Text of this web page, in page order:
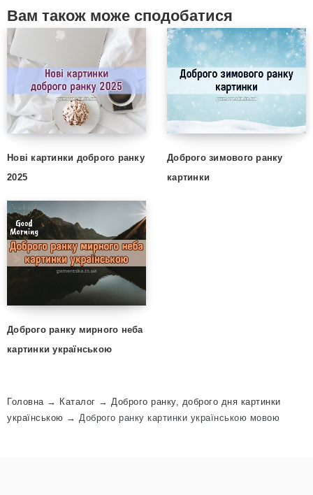
Вам також може сподобатися
Нові картинки доброго ранку
2025
Доброго зимового ранку
картинки
Доброго ранку мирного неба
картинки українською
Головна→ Каталог → Доброго ранку, доброго дня картинки
українською → Доброго ранку картинки українською мовою